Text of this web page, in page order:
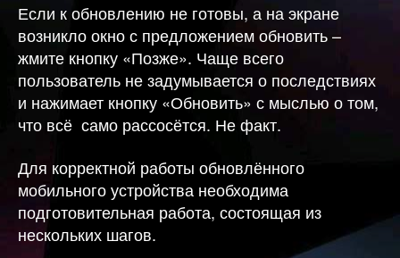
Если к обновлению не готовы, а на экране
возникло окно с предложением обновить –
жмите кнопку «Позже». Чаще всего
пользователь не задумывается о последствиях
и нажимает кнопку «Обновить» с мыслью о том,
что всё само рассосётся. Не факт.
Для корректной работы обновлённого
мобильного устройства необходима
подготовительная работа, состоящая из
нескольких шагов.